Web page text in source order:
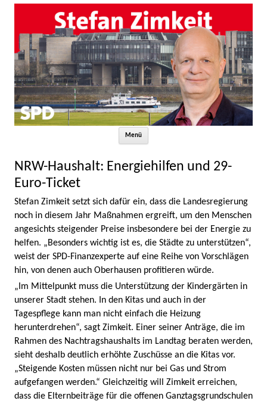
Menü
NRW-Haushalt: Energiehilfen und 29-
Euro-Ticket
Stefan Zimkeit setzt sich dafür ein, dass die Landesregierung
noch in diesem Jahr Maßnahmen ergreift, um den Menschen
angesichts steigender Preise insbesondere bei der Energie zu
helfen. „Besonders wichtig ist es, die Städte zu unterstützen“,
weist der SPD-Finanzexperte auf eine Reihe von Vorschlägen
hin, von denen auch Oberhausen profitieren würde.
„Im Mittelpunkt muss die Unterstützung der Kindergärten in
unserer Stadt stehen. In den Kitas und auch in der
Tagespflege kann man nicht einfach die Heizung
herunterdrehen“, sagt Zimkeit. Einer seiner Anträge, die im
Rahmen des Nachtragshaushalts im Landtag beraten werden,
sieht deshalb deutlich erhöhte Zuschüsse an die Kitas vor.
„Steigende Kosten müssen nicht nur bei Gas und Strom
aufgefangen werden.“ Gleichzeitig will Zimkeit erreichen,
dass die Elternbeiträge für die offenen Ganztagsgrundschulen